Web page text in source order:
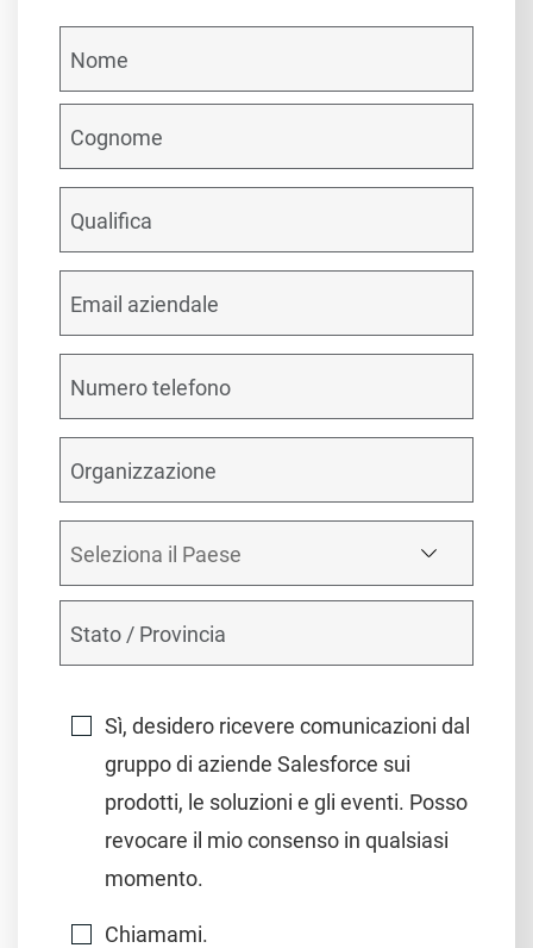
Sì, desidero ricevere comunicazioni dal
gruppo di aziende Salesforce sui
prodotti, le soluzioni e gli eventi. Posso
revocare il mio consenso in qualsiasi
momento.
Chiamami.